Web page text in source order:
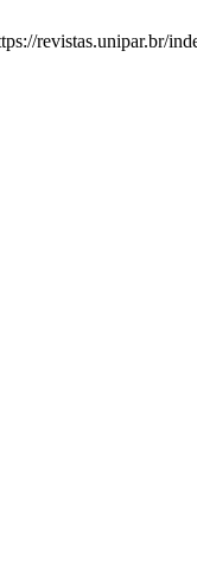
revistas.unipar.br/